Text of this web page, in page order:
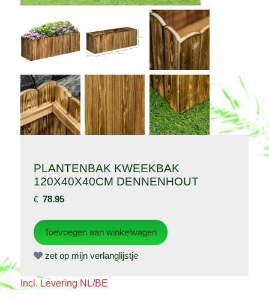
PLANTENBAK KWEEKBAK
120X40X40CM DENNENHOUT
€ 78.95
zet op mijn verlanglijstje
Incl. Levering NL/BE